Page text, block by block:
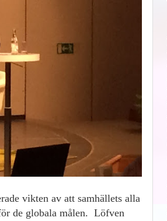
vikten av att samhällets alla
de globala målen. Löfven